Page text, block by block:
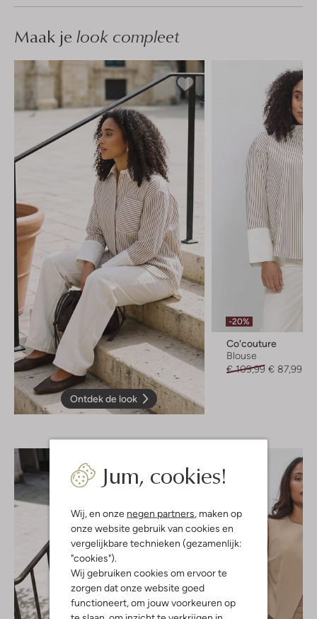
Jum, cookies!
Wij, en onze negen partners, maken op
onze website gebruik van cookies en
vergelijkbare technieken (gezamenlijk:
"cookies").
Wij gebruiken cookies om ervoor te
zorgen dat onze website goed
functioneert, om jouw voorkeuren op
Maak je look compleet
Ontdek de look
-20%
Co'couture
Blouse
€ 109,99 € 87,99